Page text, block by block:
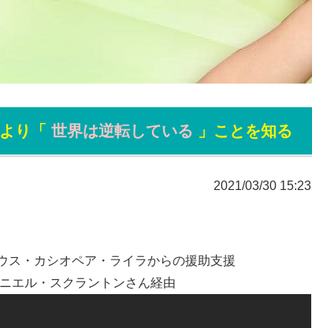
り「 世界は逆転している 」ことを知る
2021/03/30 15:23
ス・カシオペア・ライラからの援助支援
エル・スクラントンさん経由